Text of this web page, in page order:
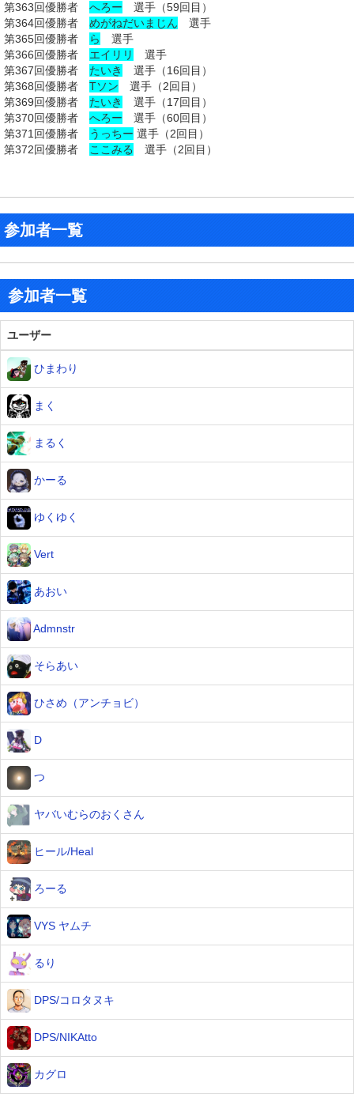
第363回優勝者 へろー 選手（59回目）
第364回優勝者 めがねだいまじん 選手
第365回優勝者
ら
選手
第366回優勝者 エイリリ
選手
第367回優勝者 たいき
選手（16回目）
第368回優勝者 Tソン 選手（2回目）
第369回優勝者 たいき
選手（17回目）
第370回優勝者 へろー 選手（60回目）
第371回優勝者
うっちー 選手（2回目）
第372回優勝者
ここみる 選手（2回目）
参加者一覧
参加者一覧
ユーザー
ひまわり
まく
まるく
かーる
ゆくゆく
Vert
あおい
Admnstr
そらあい
ひさめ（アンチョビ）
D
つ
ヤバいむらのおくさん
ヒール/Heal
ろーる
VYS ヤムチ
るり
DPS/コロタヌキ
DPS/NIKAtto
カグロ